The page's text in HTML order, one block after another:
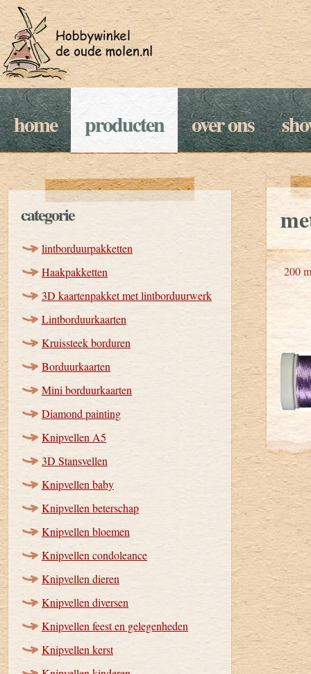
home producten over ons
categorie
lintborduurpakketten
Haakpakketten
3D kaartenpakket met lintborduurwerk
Lintborduurkaarten
Kruissteek borduren
Borduurkaarten
Mini borduurkaarten
Diamond painting
Knipvellen A5
3D Stansvellen
Knipvellen baby
Knipvellen beterschap
Knipvellen bloemen
Knipvellen condoleance
Knipvellen dieren
Knipvellen diversen
Knipvellen feest en gelegenheden
Knipvellen kerst
200 m